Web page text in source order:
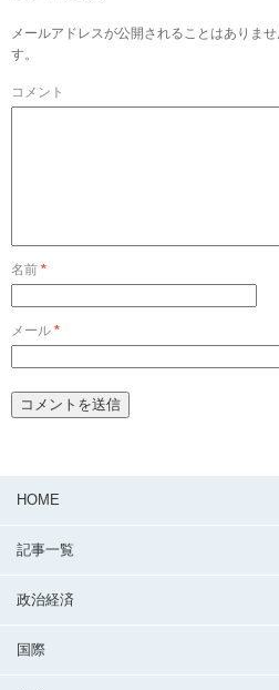
メールアドレスが公開されることはありま
す。
コメント
名前 *
メール *
HOME
記事一覧
政治経済
国際